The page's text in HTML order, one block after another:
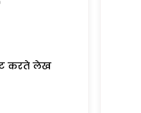
करते लेख